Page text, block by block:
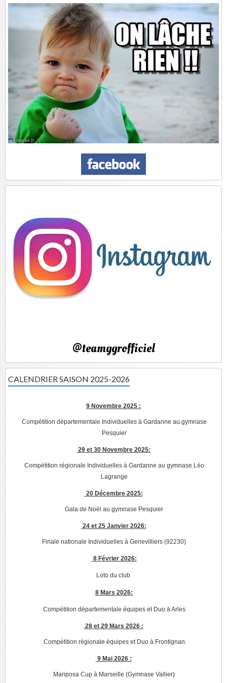
@teamggrofficiel
CALENDRIER SAISON 2025-2026
9 Novembre 2025 :
Compétition départementale Individuelles à Gardanne au gymnase
Pesquier
29 et 30 Novembre 2025:
Compétition régionale Individuelles à Gardanne au gymnase Léo
Lagrange
20 Décembre 2025:
Gala de Noël au gymnase Pesquier
24 et 25 Janvier 2026:
Finale nationale Individuelles à Genevilliers (92230)
8 Février 2026:
Loto du club
8 Mars 2026:
Compétition départementale équipes et Duo à Arles
28 et 29 Mars 2026 :
Compétition régionale équipes et Duo à Frontignan
9 Mai 2026 :
Mariposa Cup à Marseille (Gymnase Vallier)